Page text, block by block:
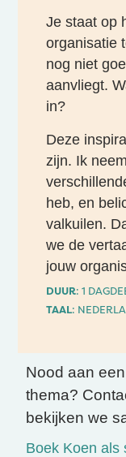
Je staat op
organisatie
nog niet
aanvliegt.
in?
Deze
zijn. Ik
heb, en
valkuilen.
we de
jouw
DUUR: 1
TAAL:
Nood aan
thema?
bekijken we
Boek Koen als